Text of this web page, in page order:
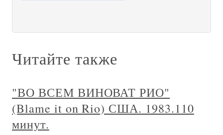
Читайте также
"ВО ВСЕМ ВИНОВАТ РИО"
(Blame it on Rio) США. 1983.110
минут.